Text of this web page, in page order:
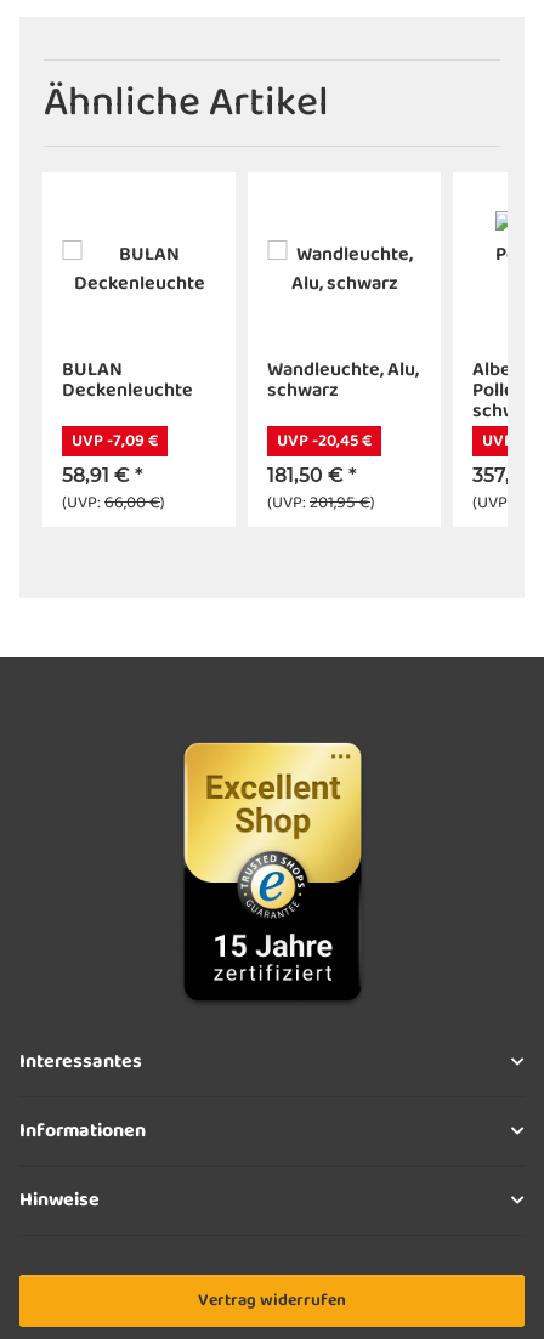
Ähnliche Artikel
BULAN
Deckenleuchte
UVP -7,09 €
58,91 € *
(UVP:66,00 €)
Wandleuchte, Alu,
schwarz
UVP -20,45 €
181,50 € *
(UVP:201,95 €)
Albert
UVP -
357,36
(UVP:
Interessantes
Informationen
Hinweise
Vertrag widerrufen